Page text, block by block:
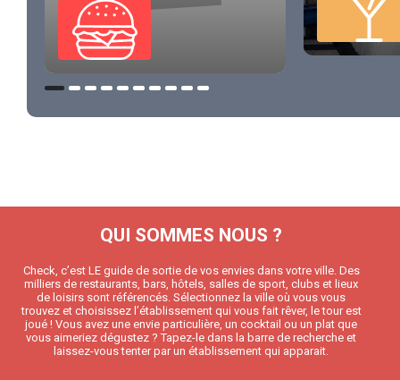
QUI SOMMES NOUS ?
Check, c’est LE guide de sortie de vos envies dans votre ville. Des
milliers de restaurants, bars, hôtels, salles de sport, clubs et lieux
de loisirs sont référencés. Sélectionnez la ville où vous vous
trouvez et choisissez l’établissement qui vous fait rêver, le tour est
joué ! Vous avez une envie particulière, un cocktail ou un plat que
vous aimeriez dégustez ? Tapez-le dans la barre de recherche et
laissez-vous tenter par un établissement qui apparait.